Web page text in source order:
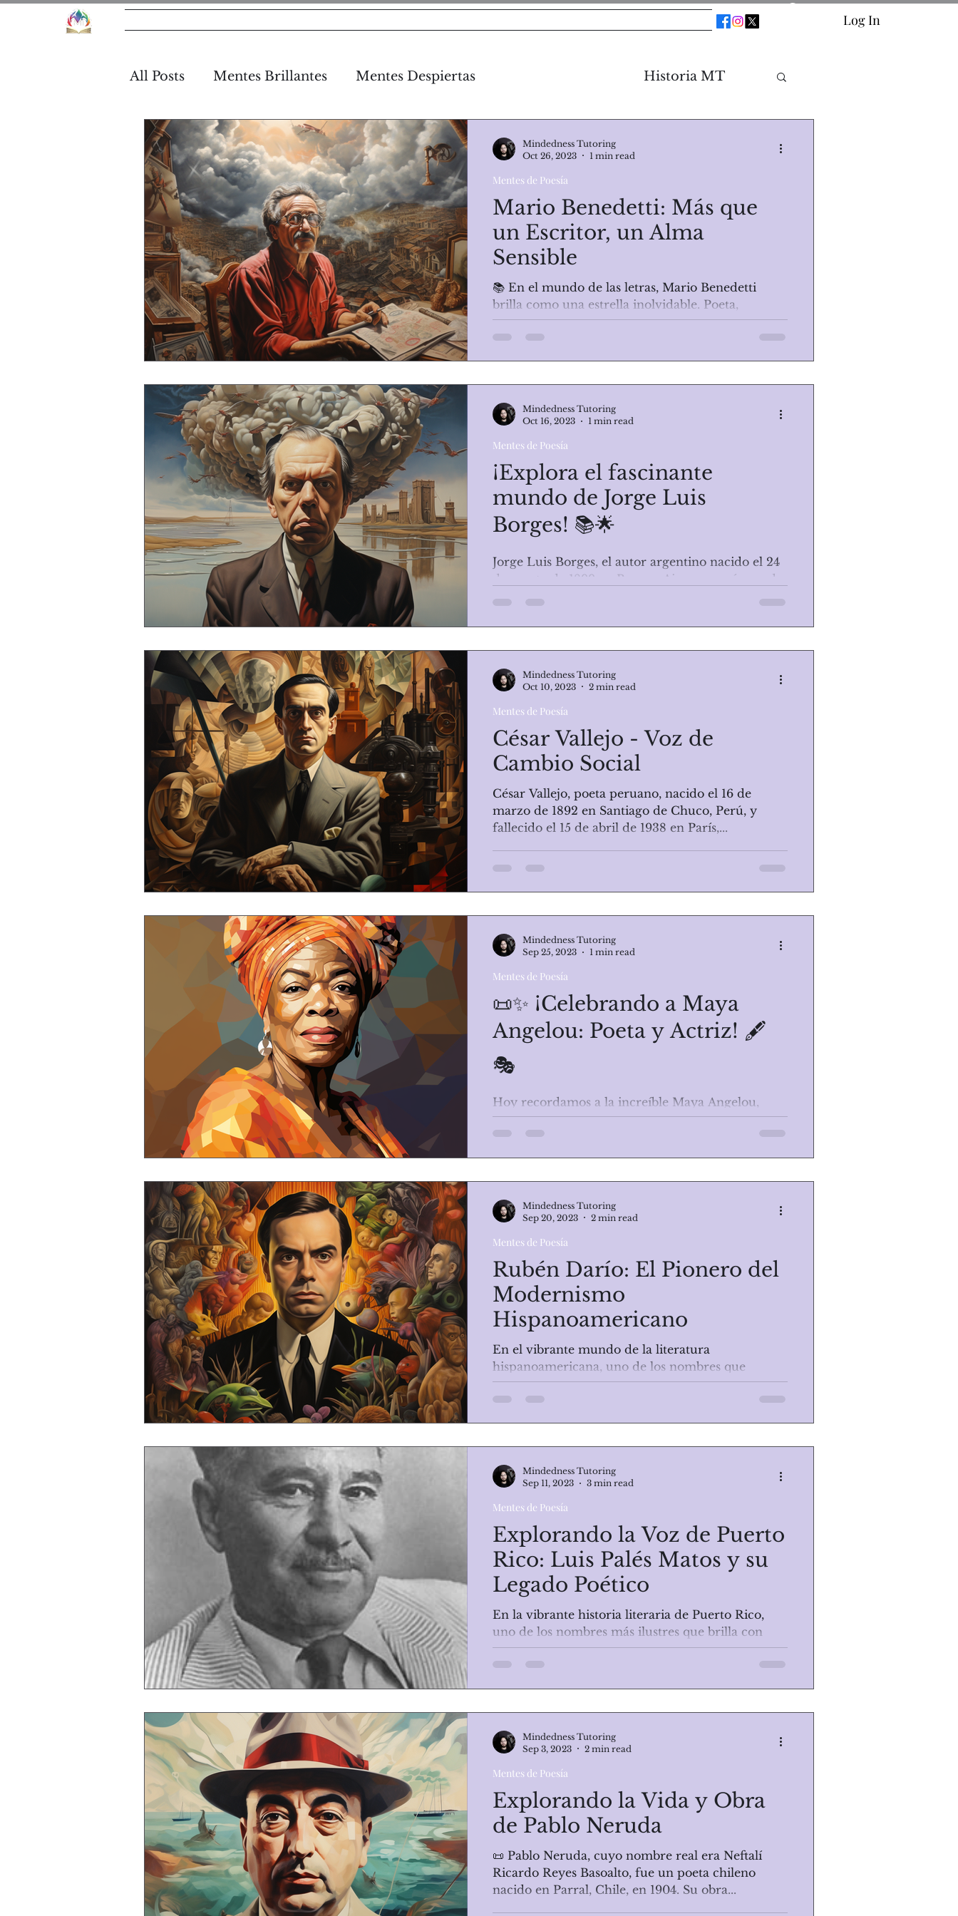
Log In
All Posts Mentes Brillantes Mentes Despiertas Historia MT
Tutorías MT
Mario Benedetti: Más que
un Escritor, un Alma
Sensible
📚 En el mundo de las letras, Mario Benedetti
brilla como una estrella inolvidable. Poeta,
novelista, cuentista, y crítico uruguayo, su...
Mentes de Poesía
Mindedness Tutoring
Oct 26, 2023
1 min read
¡Explora el fascinante
mundo de Jorge Luis
Borges! 📚🌟
Jorge Luis Borges, el autor argentino nacido el 24
de agosto de 1899 en Buenos Aires, es un ícono de
Mentes de Poesía
Mindedness Tutoring
Oct 16, 2023
1 min read
César Vallejo - Voz de
Cambio Social
César Vallejo, poeta peruano, nacido el 16 de
marzo de 1892 en Santiago de Chuco, Perú, y
fallecido el 15 de abril de 1938 en París,...
Mentes de Poesía
Mindedness Tutoring
Oct 10, 2023
2 min read
📜✨ ¡Celebrando a Maya
Angelou: Poeta y Actriz! 🖋️
🎭
Hoy recordamos a la increíble Maya Angelou,
cuya poesía y autobiografías exploraron temas de
Mentes de Poesía
Mindedness Tutoring
Sep 25, 2023
1 min read
Rubén Darío: El Pionero del
Modernismo
Hispanoamericano
En el vibrante mundo de la literatura
hispanoamericana, uno de los nombres que
resplandece con un fulgor inigualable es el de
Mentes de Poesía
Mindedness Tutoring
Sep 20, 2023
2 min read
Explorando la Voz de Puerto
Rico: Luis Palés Matos y su
Legado Poético
En la vibrante historia literaria de Puerto Rico,
uno de los nombres más ilustres que brilla con
intensidad es el de Luis Palés Matos...
Mentes de Poesía
Mindedness Tutoring
Sep 11, 2023
3 min read
Explorando la Vida y Obra
de Pablo Neruda
📜 Pablo Neruda, cuyo nombre real era Neftalí
Ricardo Reyes Basoalto, fue un poeta chileno
nacido en Parral, Chile, en 1904. Su obra...
Mentes de Poesía
Mindedness Tutoring
Sep 3, 2023
2 min read